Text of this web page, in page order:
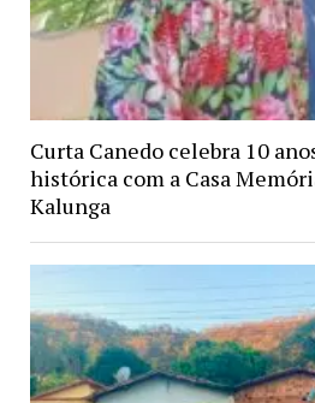
Curta Canedo celebra 10
histórica com a Casa
Kalunga